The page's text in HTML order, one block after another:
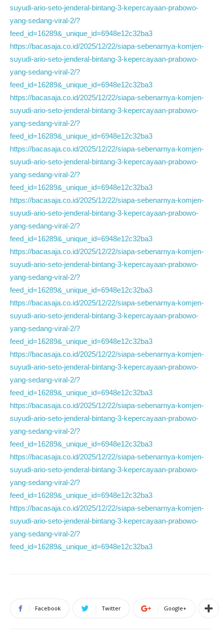
suyudi-ario-seto-jenderal-bintang-3-kepercayaan-prabowo-
yang-sedang-viral-2/?
feed_id=16289&_unique_id=6948e12c32ba3
https://bacasaja.co.id/2025/12/22/siapa-sebenarnya-komjen-
suyudi-ario-seto-jenderal-bintang-3-kepercayaan-prabowo-
yang-sedang-viral-2/?
feed_id=16289&_unique_id=6948e12c32ba3
https://bacasaja.co.id/2025/12/22/siapa-sebenarnya-komjen-
suyudi-ario-seto-jenderal-bintang-3-kepercayaan-prabowo-
yang-sedang-viral-2/?
feed_id=16289&_unique_id=6948e12c32ba3
https://bacasaja.co.id/2025/12/22/siapa-sebenarnya-komjen-
suyudi-ario-seto-jenderal-bintang-3-kepercayaan-prabowo-
yang-sedang-viral-2/?
feed_id=16289&_unique_id=6948e12c32ba3
https://bacasaja.co.id/2025/12/22/siapa-sebenarnya-komjen-
suyudi-ario-seto-jenderal-bintang-3-kepercayaan-prabowo-
yang-sedang-viral-2/?
feed_id=16289&_unique_id=6948e12c32ba3
https://bacasaja.co.id/2025/12/22/siapa-sebenarnya-komjen-
suyudi-ario-seto-jenderal-bintang-3-kepercayaan-prabowo-
yang-sedang-viral-2/?
feed_id=16289&_unique_id=6948e12c32ba3
https://bacasaja.co.id/2025/12/22/siapa-sebenarnya-komjen-
suyudi-ario-seto-jenderal-bintang-3-kepercayaan-prabowo-
yang-sedang-viral-2/?
feed_id=16289&_unique_id=6948e12c32ba3
https://bacasaja.co.id/2025/12/22/siapa-sebenarnya-komjen-
suyudi-ario-seto-jenderal-bintang-3-kepercayaan-prabowo-
yang-sedang-viral-2/?
feed_id=16289&_unique_id=6948e12c32ba3
https://bacasaja.co.id/2025/12/22/siapa-sebenarnya-komjen-
suyudi-ario-seto-jenderal-bintang-3-kepercayaan-prabowo-
yang-sedang-viral-2/?
feed_id=16289&_unique_id=6948e12c32ba3
https://bacasaja.co.id/2025/12/22/siapa-sebenarnya-komjen-
suyudi-ario-seto-jenderal-bintang-3-kepercayaan-prabowo-
yang-sedang-viral-2/?
feed_id=16289&_unique_id=6948e12c32ba3
https://bacasaja.co.id/2025/12/22/siapa-sebenarnya-komjen-
suyudi-ario-seto-jenderal-bintang-3-kepercayaan-prabowo-
yang-sedang-viral-2/?
feed_id=16289&_unique_id=6948e12c32ba3
Facebook Twitter Google+